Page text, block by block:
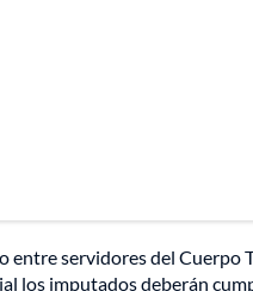
entre servidores del Cuerpo
los imputados deberán